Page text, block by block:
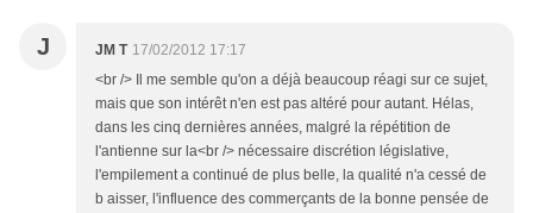
J JM T 17/02/2012 17:17
<br /> Il me semble qu'on a déjà beaucoup réagi sur ce sujet,
mais que son intérêt n'en est pas altéré pour autant. Hélas,
dans les cinq dernières années, malgré la répétition de
l'antienne sur la<br /> nécessaire discrétion législative,
l'empilement a continué de plus belle, la qualité n'a cessé de
b aisser, l'influence des commerçants de la bonne pensée de